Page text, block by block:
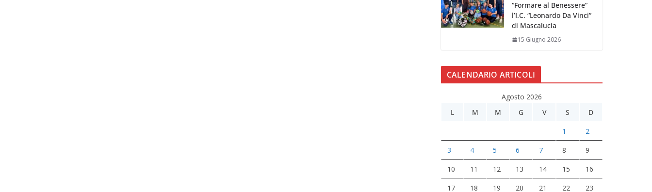
“Formare al Benessere”
l’I.C. “Leonardo Da Vinci”
di Mascalucia
15 Giugno 2026
CALENDARIO ARTICOLI
Agosto 2026
L
M M G V S D
1 2
3 4 5 6 7 8 9
10 11 12 13 14 15 16
17 18 19 20 21 22 23